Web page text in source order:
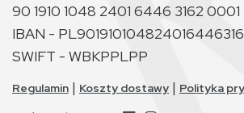
90 1910 1048 2401 6446 3162 0001
IBAN -
SWIFT - WBKPPLPP
Regulamin | Koszty dostawy | Polityka